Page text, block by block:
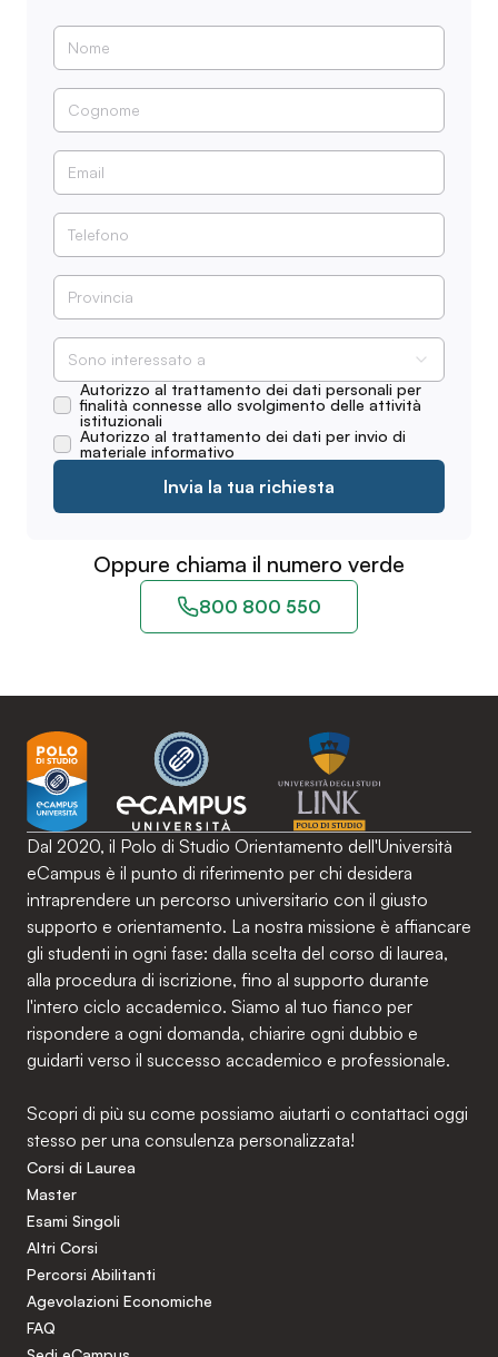
Sono interessato a
Autorizzo al trattamento dei dati personali per
finalità connesse allo svolgimento delle attività
istituzionali
Autorizzo al trattamento dei dati per invio di
materiale informativo
Invia la tua richiesta
Oppure chiama il numero verde
800 800 550
Dal 2020, il Polo di Studio Orientamento dell'Università
eCampus è il punto di riferimento per chi desidera
intraprendere un percorso universitario con il giusto
supporto e orientamento. La nostra missione è affiancare
gli studenti in ogni fase: dalla scelta del corso di laurea,
alla procedura di iscrizione, fino al supporto durante
l'intero ciclo accademico. Siamo al tuo fianco per
rispondere a ogni domanda, chiarire ogni dubbio e
guidarti verso il successo accademico e professionale.
Scopri di più su come possiamo aiutarti o contattaci oggi
stesso per una consulenza personalizzata!
Corsi di Laurea
Master
Esami Singoli
Altri Corsi
Percorsi Abilitanti
Agevolazioni Economiche
FAQ